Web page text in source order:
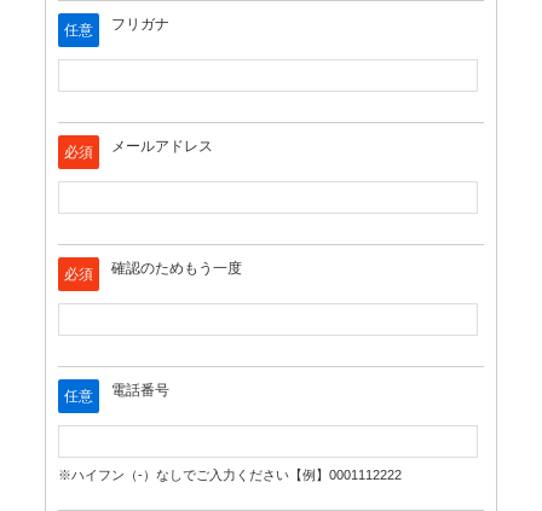
任意 フリガナ
必須 メールアドレス
必須 確認のためもう一度
任意 電話番号
※ハイフン（-）なしでご入力ください【例】0001112222